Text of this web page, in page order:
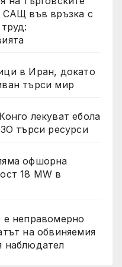
САЩ във връзка с
в Иран, докато
търси мир
лекуват ебола
търси ресурси
офшорна
18 MW в
е неправомерно
на обвиняемия
наблюдател